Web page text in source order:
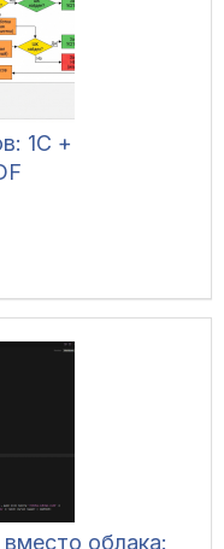
1С +
облака: